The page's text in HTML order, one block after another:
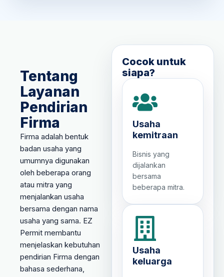
Tentang
Layanan
Pendirian
Firma
Firma adalah bentuk
badan usaha yang
umumnya digunakan
oleh beberapa orang
atau mitra yang
menjalankan usaha
bersama dengan nama
usaha yang sama. EZ
Permit membantu
menjelaskan kebutuhan
pendirian Firma dengan
bahasa sederhana,
Cocok untuk
siapa?
Usaha
kemitraan
Bisnis yang
dijalankan
bersama
beberapa mitra.
Usaha
keluarga